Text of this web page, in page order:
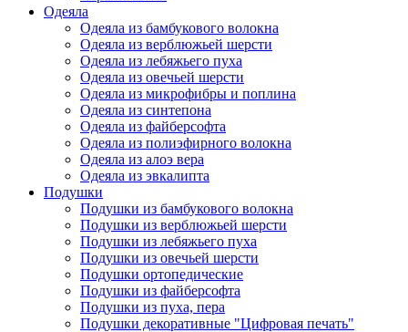
Одеяла
Одеяла из бамбукового волокна
Одеяла из верблюжьей шерсти
Одеяла из лебяжьего пуха
Одеяла из овечьей шерсти
Одеяла из микрофибры и поплина
Одеяла из синтепона
Одеяла из файберсофта
Одеяла из полиэфирного волокна
Одеяла из алоэ вера
Одеяла из эвкалипта
Подушки
Подушки из бамбукового волокна
Подушки из верблюжьей шерсти
Подушки из лебяжьего пуха
Подушки из овечьей шерсти
Подушки ортопедические
Подушки из файберсофта
Подушки из пуха, пера
Подушки декоративные "Цифровая печать"